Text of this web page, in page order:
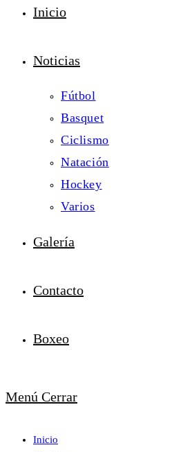
Inicio
Noticias
Fútbol
Basquet
Ciclismo
Natación
Hockey
Varios
Galería
Contacto
Boxeo
Menú Cerrar
Inicio